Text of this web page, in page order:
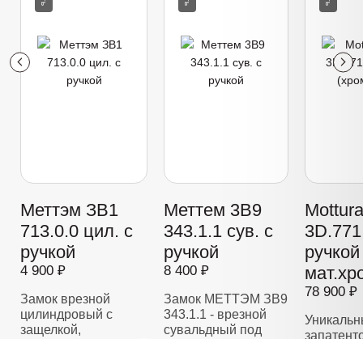
Меттэм ЗВ1
713.0.0 цил. с
ручкой
4 900 ₽
Замок врезной
цилиндровый с
защелкой,
Меттем 3В9
343.1.1 сув. с
ручкой
8 400 ₽
Замок МЕТТЭМ ЗВ9
343.1.1 - врезной
сувальдный под
78 900 ₽